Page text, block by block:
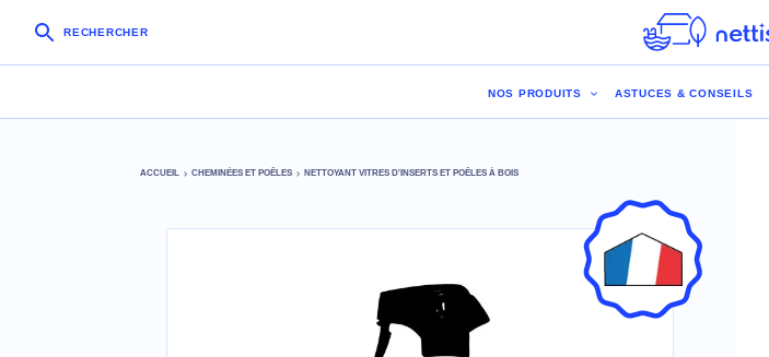
RECHERCHER
NOS PRODUITS ASTUCES & CONSEILS
ACCUEIL CHEMINÉES ET POÊLES NETTOYANT VITRES D'INSERTS ET POÊLES À BOIS